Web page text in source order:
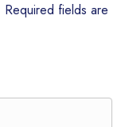
Required fields are